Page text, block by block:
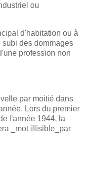
ou
d'habitation ou à
subi des dommages
profession non
par moitié dans
Lors du premier
l'année 1944, la
_mot illisible_par